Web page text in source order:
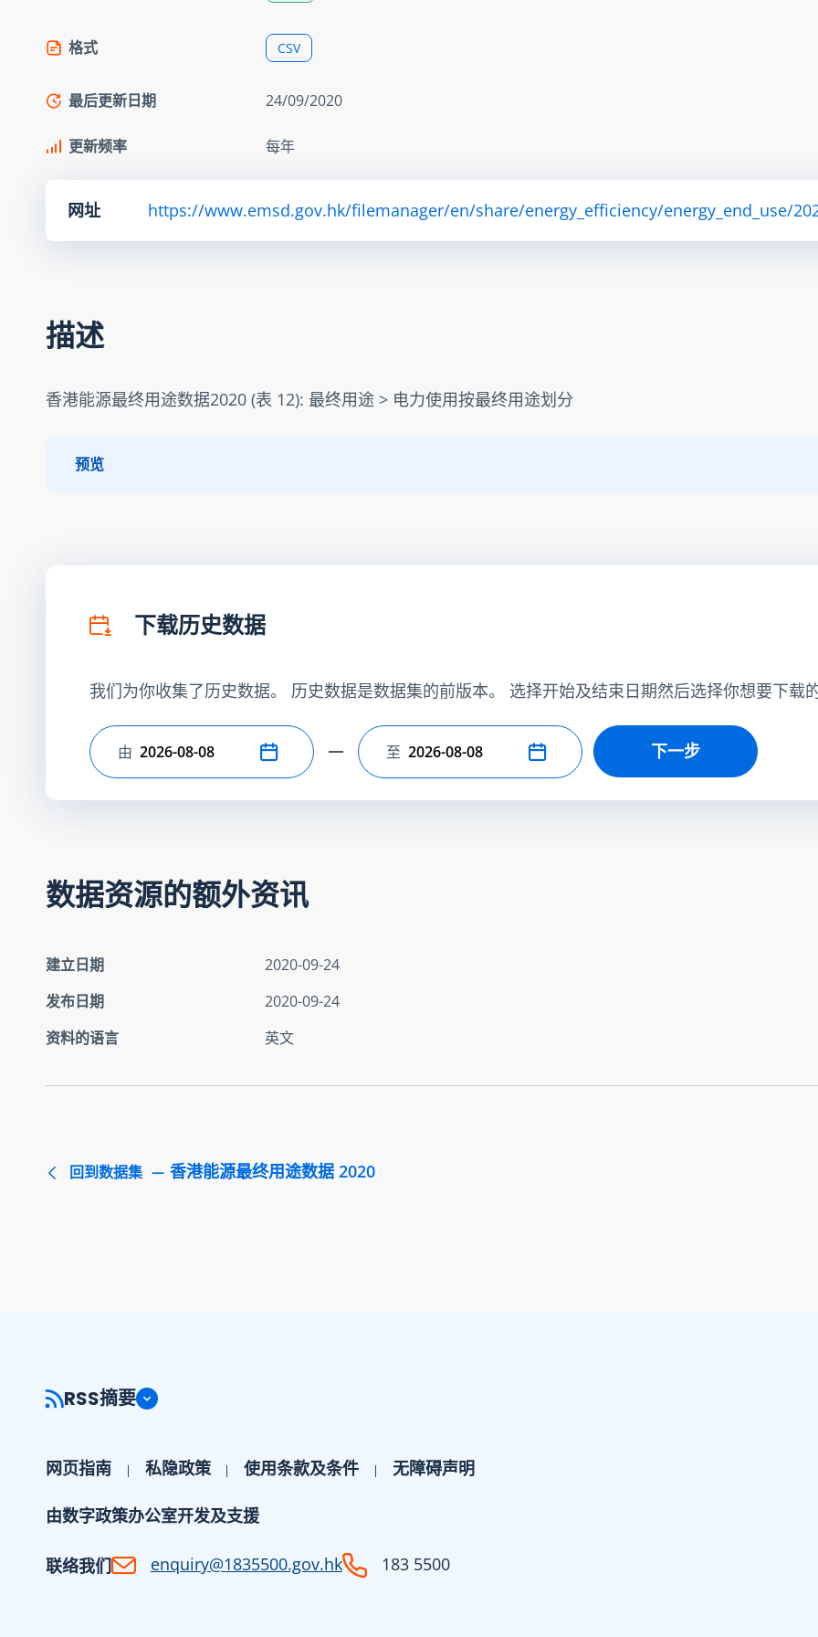
格式 CSV
最后更新日期 24/09/2020
更新频率 每年
网址 https://www.emsd.gov.hk/filemanager/en/share/energy_efficiency/energy_end_use/
描述
香港能源最终用途数据2020 (表 12): 最终用途 > 电力使用按最终用途划分
预览
下载历史数据
我们为你收集了历史数据。 历史数据是数据集的前版本。 选择开始及结束日期然后选择你想要下载
选择开始日期
由 选择结束日期
至 下一步
数据资源的额外资讯
建立日期
2020-09-24
发布日期
2020-09-24
资料的语言
英文
回到数据集 香港能源最终用途数据 2020
RSS摘要
网页指南 私隐政策 使用条款及条件 无障碍声明
由数字政策办公室开发及支援
联络我们 enquiry@1835500.gov.hk 183 5500